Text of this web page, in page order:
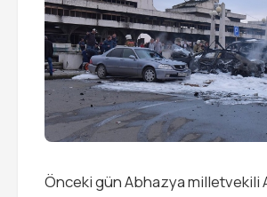
Önceki gün Abhazya milletvekili